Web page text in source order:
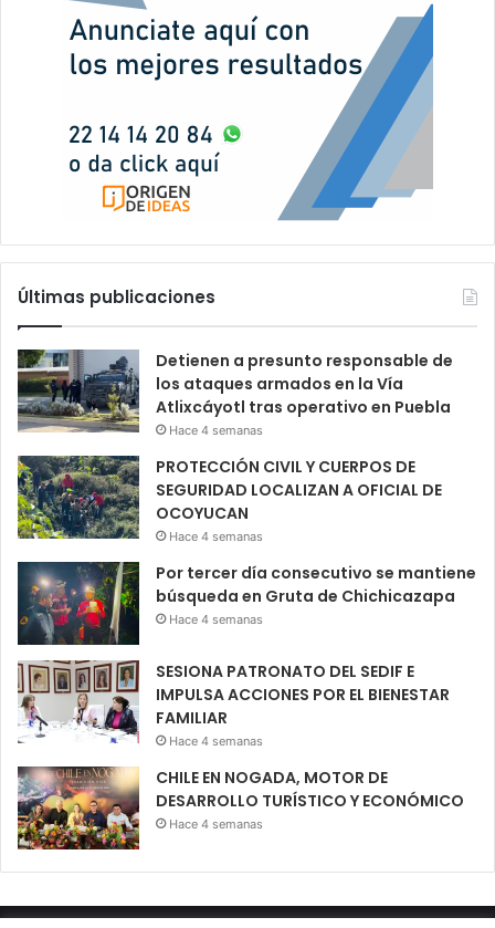
Últimas publicaciones
Detienen a presunto responsable de
los ataques armados en la Vía
Atlixcáyotl tras operativo en Puebla
Hace 4 semanas
PROTECCIÓN CIVIL Y CUERPOS DE
SEGURIDAD LOCALIZAN A OFICIAL DE
OCOYUCAN
Hace 4 semanas
Por tercer día consecutivo se mantiene
búsqueda en Gruta de Chichicazapa
Hace 4 semanas
SESIONA PATRONATO DEL SEDIF E
IMPULSA ACCIONES POR EL BIENESTAR
FAMILIAR
Hace 4 semanas
CHILE EN NOGADA, MOTOR DE
DESARROLLO TURÍSTICO Y ECONÓMICO
Hace 4 semanas